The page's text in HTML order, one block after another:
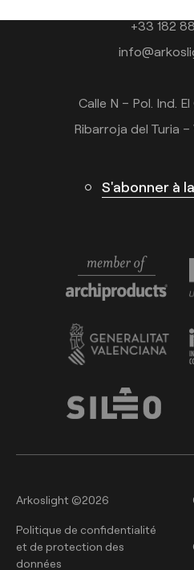
+33 182
Calle N – Pol. Ind.
Ribarroja del Turia –
S'abonner à
Arkoslight ©2026
Politique de confidentialité
et de protection des
données